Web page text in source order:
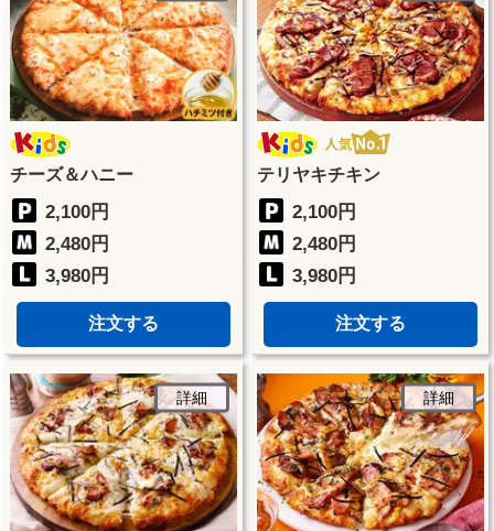
チーズ＆ハニー
2,100円
2,480円
3,980円
注文する
テリヤキチキン
2,100円
2,480円
3,980円
注文する
詳細 詳細